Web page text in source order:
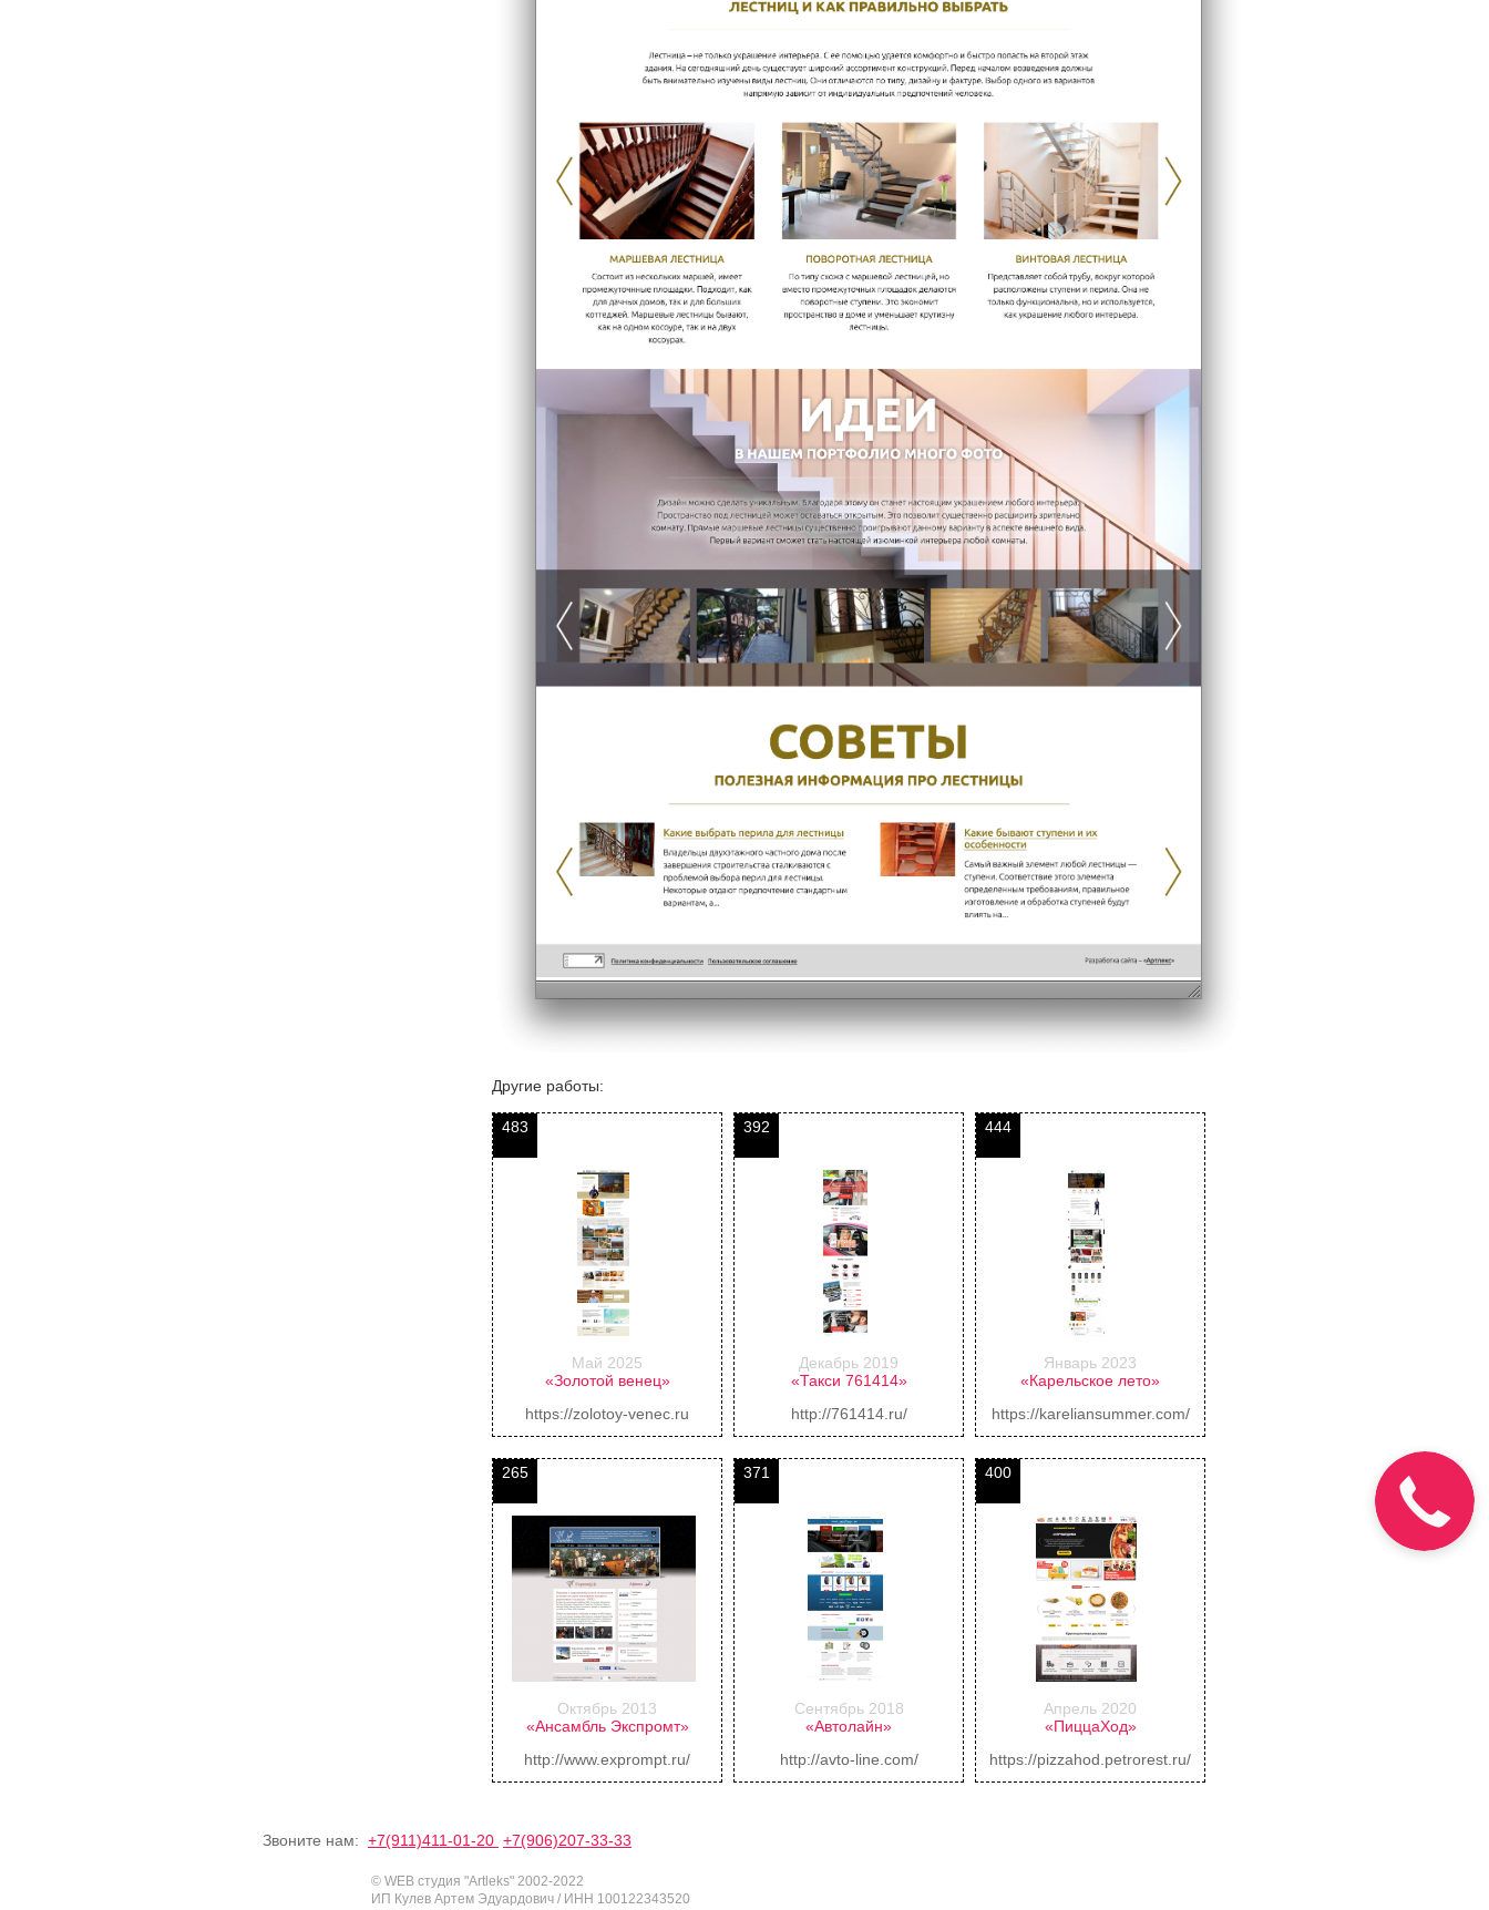
Другие работы:
483
Май 2025
«Золотой венец»
https://zolotoy-venec.ru
392
Декабрь 2019
«Такси 761414»
http://761414.ru/
444
Январь 2023
«Карельское лето»
https://kareliansummer.com/
265
Октябрь 2013
«Ансамбль Экспромт»
http://www.exprompt.ru/
371
Сентябрь 2018
«Автолайн»
http://avto-line.com/
400
Апрель 2020
«ПиццаХод»
https://pizzahod.petrorest.ru/
Звоните нам: +7(911)411-01-20 +7(906)207-33-33
© WEB студия "Artleks" 2002-2022
ИП Кулев Артем Эдуардович / ИНН 100122343520
Звоним за
26 секунд